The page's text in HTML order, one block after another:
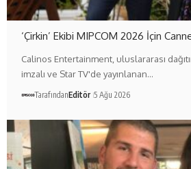
‘Çirkin’ Ekibi MIPCOM 2026 İçin
Calinos Entertainment, uluslararası
imzalı ve Star TV'de yayınlanan…
TarafındanEditör 5 Ağu 2026